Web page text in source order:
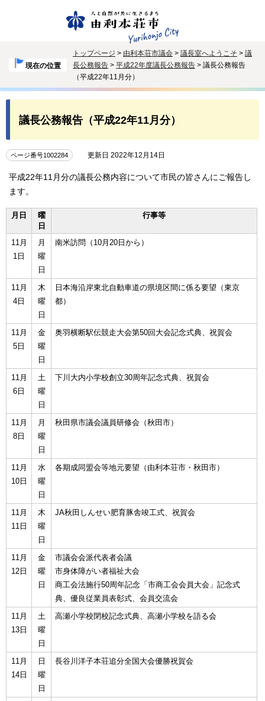
現在の位置
トップページ > 由利本荘市議会 > 議長室へようこそ > 議
長公務報告 > 平成22年度議長公務報告 > 議長公務報告
（平成22年11月分）
議長公務報告（平成22年11月分）
ページ番号1002284 更新日 2022年12月14日
平成22年11月分の議長公務内容について市民の皆さんにご報告し
ます。
月日
曜
日
行事等
11月
1日
月
曜
日
南米訪問（10月20日から）
11月
4日
木
曜
日
日本海沿岸東北自動車道の県境区間に係る要望（東京
都）
11月
5日
金
曜
日
奥羽横断駅伝競走大会第50回大会記念式典、祝賀会
11月
6日
土
曜
日
下川大内小学校創立30周年記念式典、祝賀会
11月
8日
月
曜
日
秋田県市議会議員研修会（秋田市）
11月
10日
水
曜
日
各期成同盟会等地元要望（由利本荘市・秋田市）
11月
11日
木
曜
日
JA秋田しんせい肥育豚舎竣工式、祝賀会
11月
12日
金
曜
日
市議会会派代表者会議
市身体障がい者福祉大会
商工会法施行50周年記念「市商工会会員大会」記念式
典、優良従業員表彰式、会員交流会
11月
13日
土
曜
日
高瀬小学校閉校記念式典、高瀬小学校を語る会
11月
14日
日
曜
日
長谷川洋子本荘追分全国大会優勝祝賀会